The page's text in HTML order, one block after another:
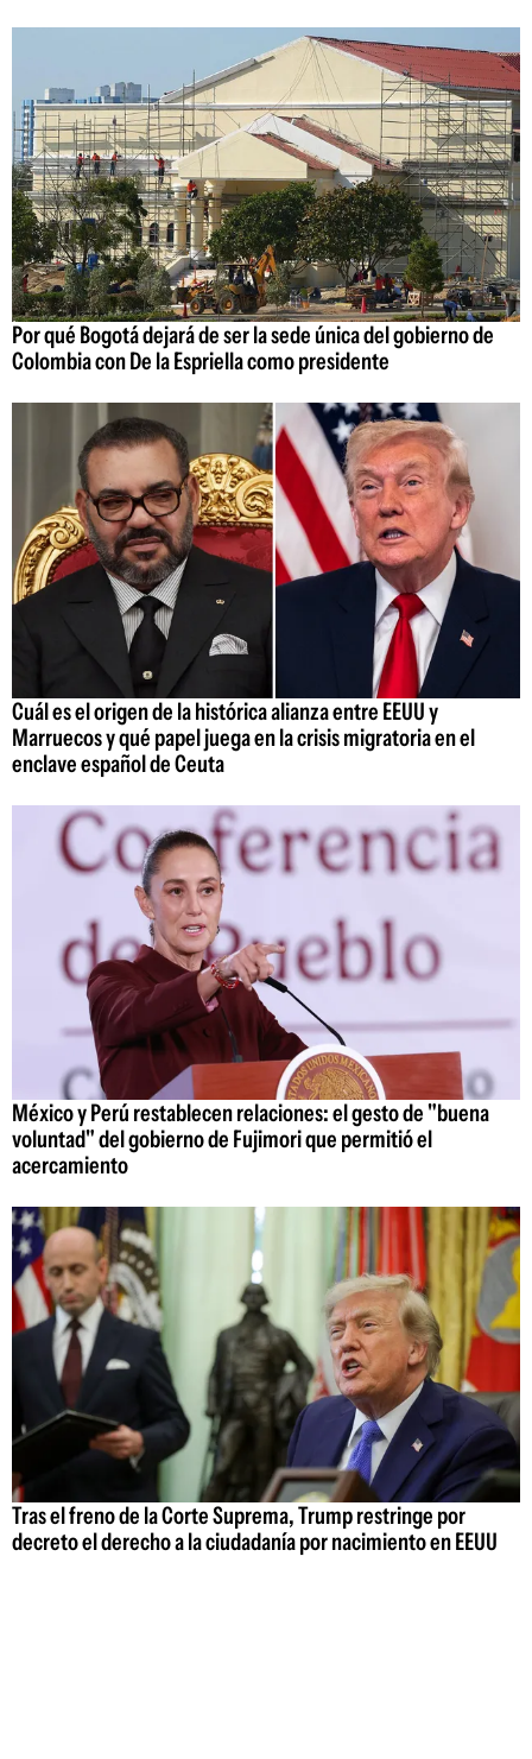
Por qué Bogotá dejará de ser la sede única del gobierno de
Colombia con De la Espriella como presidente
Cuál es el origen de la histórica alianza entre EEUU y
Marruecos y qué papel juega en la crisis migratoria en el
enclave español de Ceuta
México y Perú restablecen relaciones: el gesto de "buena
voluntad" del gobierno de Fujimori que permitió el
acercamiento
Tras el freno de la Corte Suprema, Trump restringe por
decreto el derecho a la ciudadanía por nacimiento en EEUU